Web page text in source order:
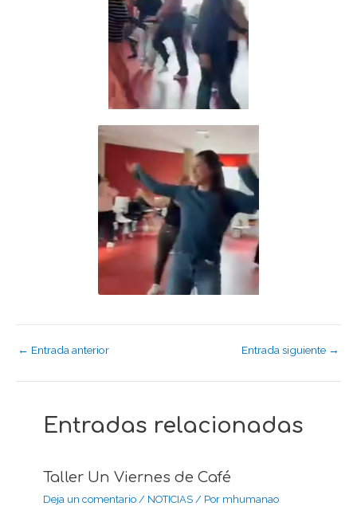
← Entrada anterior Entrada siguiente →
Entradas relacionadas
Taller Un Viernes de Café
Deja un comentario / NOTICIAS / Por mhumanao